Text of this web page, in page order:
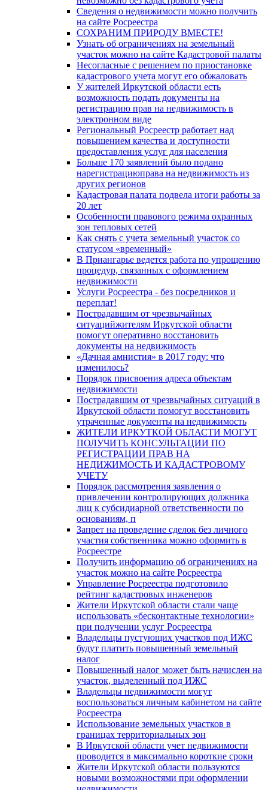
Сведения о недвижимости можно получить
на сайте Росреестра
СОХРАНИМ ПРИРОДУ ВМЕСТЕ!
Узнать об ограничениях на земельный
участок можно на сайте Кадастровой палаты
Несогласные с решением по приостановке
кадастрового учета могут его обжаловать
У жителей Иркутской области есть
возможность подать документы на
регистрацию прав на недвижимость в
электронном виде
Региональный Росреестр работает над
повышением качества и доступности
предоставления услуг для населения
Больше 170 заявлений было подано
нарегистрациюправа на недвижимость из
других регионов
Кадастровая палата подвела итоги работы за
20 лет
Особенности правового режима охранных
зон тепловых сетей
Как снять с учета земельный участок со
статусом «временный»
В Приангарье ведется работа по упрощению
процедур, связанных с оформлением
недвижимости
Услуги Росреестра - без посредников и
переплат!
Пострадавшим от чрезвычайных
ситуацийжителям Иркутской области
помогут оперативно восстановить
документы на недвижимость
«Дачная амнистия» в 2017 году: что
изменилось?
Порядок присвоения адреса объектам
недвижимости
Пострадавшим от чрезвычайных ситуаций в
Иркутской области помогут восстановить
утраченные документы на недвижимость
ЖИТЕЛИ ИРКУТКОЙ ОБЛАСТИ МОГУТ
ПОЛУЧИТЬ КОНСУЛЬТАЦИИ ПО
РЕГИСТРАЦИИ ПРАВ НА
НЕДИЖИМОСТЬ И КАДАСТРОВОМУ
УЧЕТУ
Порядок рассмотрения заявления о
привлечении контролирующих должника
лиц к субсидиарной ответственности по
основаниям, п
Запрет на проведение сделок без личного
участия собственника можно оформить в
Росреестре
Получить информацию об ограничениях на
участок можно на сайте Росреестра
Управление Росреестра подготовило
рейтинг кадастровых инженеров
Жители Иркутской области стали чаще
использовать «бесконтактные технологии»
при получении услуг Росреестра
Владельцы пустующих участков под ИЖС
будут платить повышенный земельный
налог
Повышенный налог может быть начислен на
участок, выделенный под ИЖС
Владельцы недвижимости могут
воспользоваться личным кабинетом на сайте
Росреестра
Использование земельных участков в
границах территориальных зон
В Иркутской области учет недвижимости
проводится в максимально короткие сроки
Жители Иркутской области пользуются
новыми возможностями при оформлении